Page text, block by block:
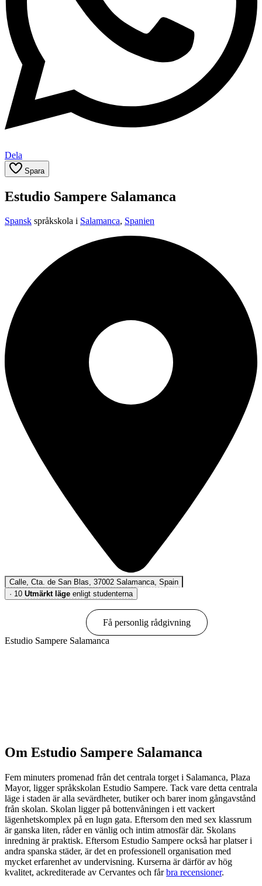
Dela
Spara
Estudio Sampere Salamanca
Spansk språkskola i Salamanca, Spanien
Calle, Cta. de San Blas, 37002 Salamanca, Spain
· 10 Utmärkt läge enligt studenterna
Få personlig rådgivning
Estudio Sampere Salamanca
Om Estudio Sampere Salamanca
Fem minuters promenad från det centrala torget i Salamanca, Plaza
Mayor, ligger språkskolan Estudio Sampere. Tack vare detta centrala
läge i staden är alla sevärdheter, butiker och barer inom gångavstånd
från skolan. Skolan ligger på bottenvåningen i ett vackert
lägenhetskomplex på en lugn gata. Eftersom den med sex klassrum
är ganska liten, råder en vänlig och intim atmosfär där. Skolans
inredning är praktisk. Eftersom Estudio Sampere också har platser i
andra spanska städer, är det en professionell organisation med
mycket erfarenhet av undervisning. Kurserna är därför av hög
kvalitet, ackrediterade av Cervantes och fårbra recensioner.